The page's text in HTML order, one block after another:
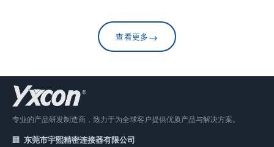
查看更多→
专业的产品研发制造商，致力于为全球客户提供优质产品与解决方案。
东莞市宇熙精密连接器有限公司